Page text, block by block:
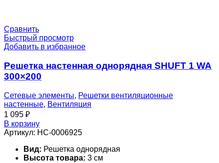
Сравнить
Быстрый просмотр
Добавить в избранное
Решетка настенная однорядная SHUFT 1 WA
300×200
Сетевые элементы, Решетки вентиляционные
настенные, Вентиляция
1 095 ₽
В корзину
Артикул: НС-0006925
Вид: Решетка однорядная
Высота товара: 3 см